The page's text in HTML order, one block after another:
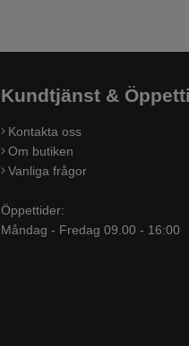
Kundtjänst &
Kontakta oss
Om butiken
Vanliga frågor
Öppettider:
Måndag - Fredag 09.00 - 16:00